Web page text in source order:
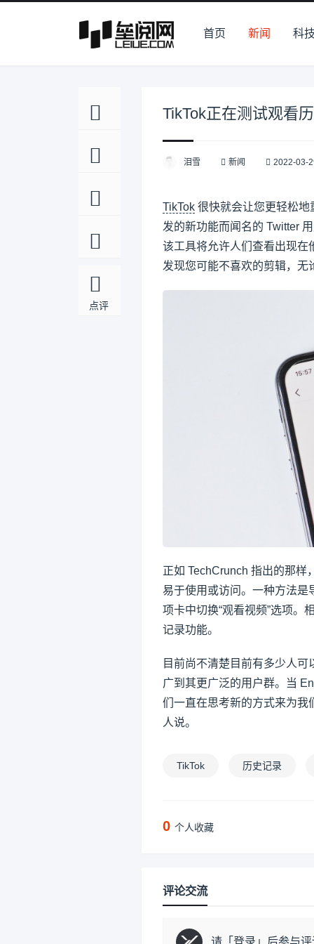
首页 新闻 科
点评
TikTok正在测试观看
泪雪 新闻 2022-03-
TikTok 很快就会让您更轻松
发的新功能而闻名的 Twitter
该工具将允许人们查看出现在
发现您可能不喜欢的剪辑，无
正如 TechCrunch 指出的那样
易于使用或访问。一种方法是
项卡中切换“观看视频”选项。
记录功能。
目前尚不清楚目前有多少人
广到其更广泛的用户群。当
们一直在思考新的方式来为我
人说。
TikTok 历史记录
0 个人收藏
评论交流
请「 登录 」后参与